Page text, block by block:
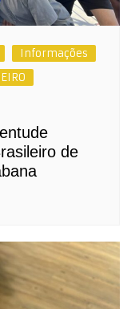
Informações
de